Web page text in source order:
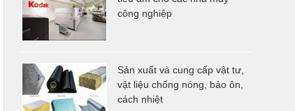
công nghiệp
Sản xuất và cung cấp vật tư,
vật liệu chống nóng, bảo ôn,
cách nhiệt